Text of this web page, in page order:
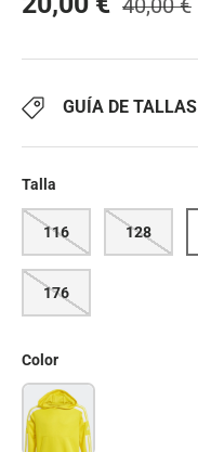
40,00 €
GUÍA DE TALLAS
Talla
116 128
176
Color